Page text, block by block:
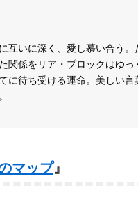
互いに深く、愛し慕い合う
関係をリア・ブロックはゆ
に待ち受ける運命。美しい言
マップ』